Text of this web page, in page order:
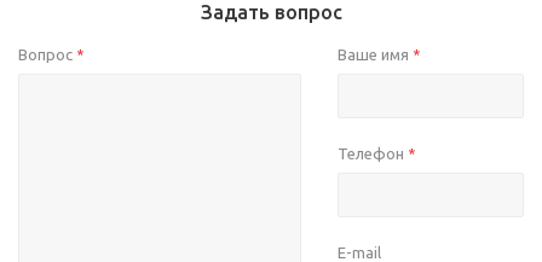
Задать вопрос
Вопрос * Ваше имя *
Телефон *
E-mail